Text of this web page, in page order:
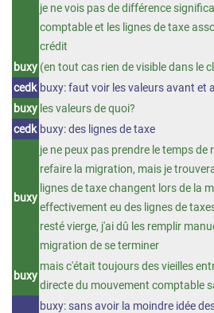
je ne vois pas de différence
comptable et les lignes de taxe
crédit
buxy (en tout cas rien de visible dans le
cedk buxy: faut voir les valeurs avant et
buxy les valeurs de quoi?
cedk buxy: des lignes de taxe
buxy
je ne peux pas prendre le temps
refaire la migration, mais je
lignes de taxe changent lors de la
effectivement eu des lignes de
resté vierge, j'ai dû les remplir
migration de se terminer
buxy
mais c'était toujours des vieilles
directe du mouvement comptable
buxy: sans avoir la moindre idée